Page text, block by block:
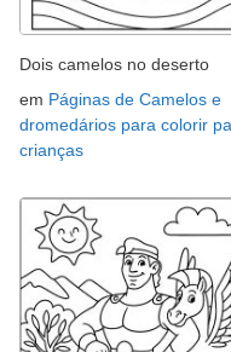
Dois camelos no deserto
em Páginas de Camelos e
dromedários para colorir
crianças